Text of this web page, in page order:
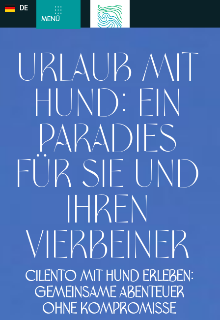
DE
EN
MENÜ
Urlaub mit
Hund: Ein
Paradies
für Sie und
Ihren
Vierbeiner
Cilento mit Hund erleben:
Gemeinsame Abenteuer
ohne Kompromisse